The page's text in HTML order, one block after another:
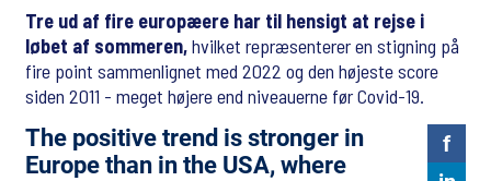
Tre ud af fire europæere har til hensigt at rejse i
løbet af sommeren,hvilket repræsenterer en stigning på
fire point sammenlignet med 2022 og den højeste score
siden 2011 - meget højere end niveauerne før Covid-19.